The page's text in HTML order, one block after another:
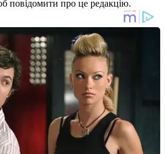
повідомити про це редакцію.